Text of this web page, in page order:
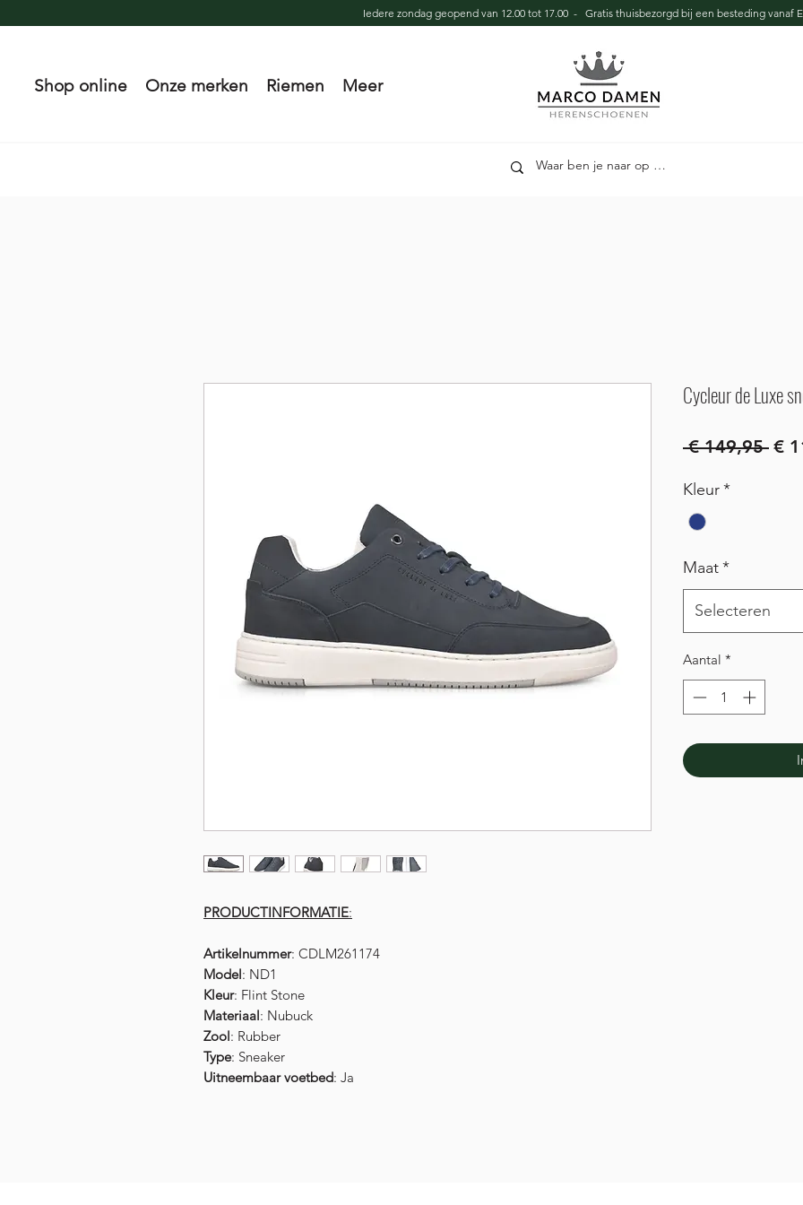
Iedere zondag geopend van 12.00 tot 17.00 - Gratis thuisbezorgd bij een besteding vanaf
Shop online Onze merken Riemen Meer
PRODUCTINFORMATIE:
Artikelnummer: CDLM261174
Model: ND1
Kleur: Flint Stone
Materiaal: Nubuck
Zool: Rubber
Type: Sneaker
Uitneembaar voetbed: Ja
Cycleur de Luxe
€ 149,95 €
Kleur*
Maat*
Selecteren
Aantal *